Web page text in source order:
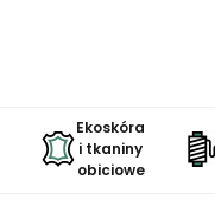
Ekoskóra
i tkaniny
obiciowe